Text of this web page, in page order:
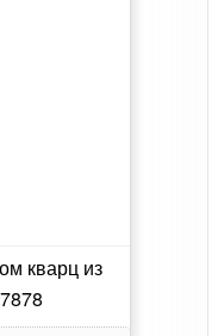
кварц из